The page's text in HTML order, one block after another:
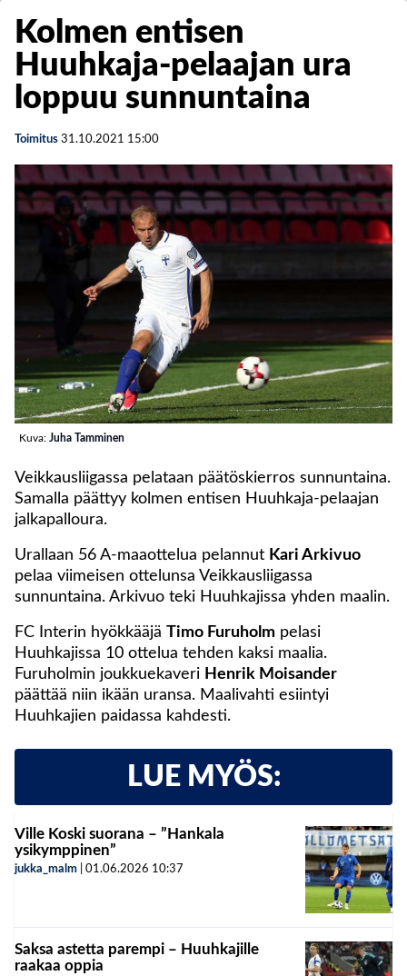
Kolmen entisen
Huuhkaja-pelaajan ura
loppuu sunnuntaina
Toimitus 31.10.2021 15:00
Kuva: Juha Tamminen
Veikkausliigassa pelataan päätöskierros sunnuntaina.
Samalla päättyy kolmen entisen Huuhkaja-pelaajan
jalkapalloura.
Urallaan 56 A-maaottelua pelannut Kari Arkivuo
pelaa viimeisen ottelunsa Veikkausliigassa
sunnuntaina. Arkivuo teki Huuhkajissa yhden maalin.
FC Interin hyökkääjä Timo Furuholm pelasi
Huuhkajissa 10 ottelua tehden kaksi maalia.
Furuholmin joukkuekaveri Henrik Moisander
päättää niin ikään uransa. Maalivahti esiintyi
Huuhkajien paidassa kahdesti.
LUE MYÖS:
Ville Koski suorana – ”Hankala
ysikymppinen”
jukka_malm 01.06.2026 10:37
Saksa astetta parempi – Huuhkajille
raakaa oppia